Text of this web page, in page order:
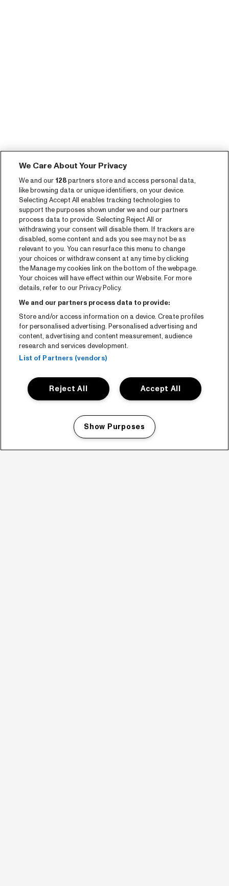
We Care About Your Privacy
We and our 128partners store and access personal data,
like browsing data or unique identifiers, on your device.
Selecting Accept All enables tracking technologies to
support the purposes shown under we and our partners
process data to provide. Selecting Reject All or
withdrawing your consent will disable them. If trackers are
disabled, some content and ads you see may not be as
relevant to you. You can resurface this menu to change
your choices or withdraw consent at any time by clicking
the Manage my cookies link on the bottom of the webpage.
Your choices will have effect within our Website. For more
details, refer to our Privacy Policy.
We and our partners process data to provide:
Store and/or access information on a device. Create profiles
for personalised advertising. Personalised advertising and
content, advertising and content measurement, audience
research and services development.
List of Partners (vendors)
Accept All
Reject All
Show Purposes